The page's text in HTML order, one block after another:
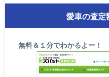
愛車の査定
無料＆１分でわかるよー！